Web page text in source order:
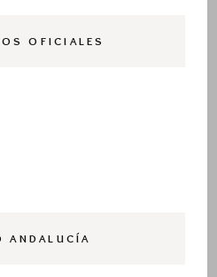
OFICIALES
ANDALUCÍA